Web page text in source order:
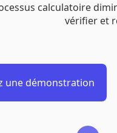
calculatoire
vérifier et
une démonstration